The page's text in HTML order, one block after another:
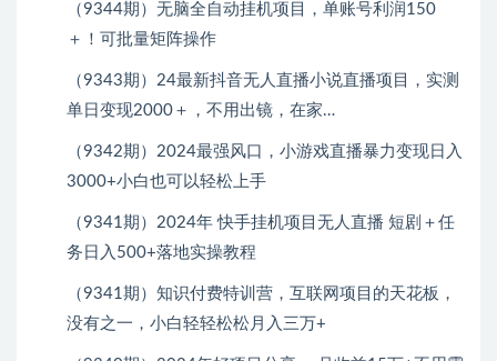
（9344期）无脑全自动挂机项目，单账号利润150
＋！可批量矩阵操作
（9343期）24最新抖音无人直播小说直播项目，实测
单日变现2000＋，不用出镜，在家…
（9342期）2024最强风口，小游戏直播暴力变现日入
3000+小白也可以轻松上手
（9341期）2024年 快手挂机项目无人直播 短剧＋任
务日入500+落地实操教程
（9341期）知识付费特训营，互联网项目的天花板，
没有之一，小白轻轻松松月入三万+